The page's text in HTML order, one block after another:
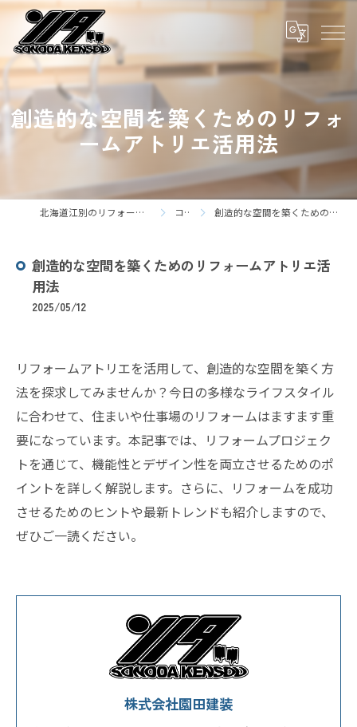
創造的な空間を築くためのリフォ
ームアトリエ活用法
北海道江別のリフォームなら株式会社園田建装 コラム 創造的な空間を築くためのリフォームアトリエ活用法
創造的な空間を築くためのリフォームアトリエ活
用法
2025/05/12
リフォームアトリエを活用して、創造的な空間を築く方
法を探求してみませんか？今日の多様なライフスタイル
に合わせて、住まいや仕事場のリフォームはますます重
要になっています。本記事では、リフォームプロジェク
トを通じて、機能性とデザイン性を両立させるためのポ
イントを詳しく解説します。さらに、リフォームを成功
させるためのヒントや最新トレンドも紹介しますので、
ぜひご一読ください。
株式会社園田建装